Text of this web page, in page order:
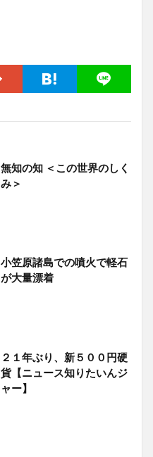
無知の知 ＜この世界のしく
み＞
小笠原諸島での噴火で軽石
が大量漂着
２１年ぶり、新５００円硬
貨【ニュース知りたいんジ
ャー】